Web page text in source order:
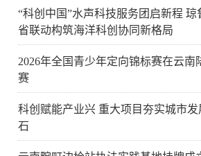
“科创中国”水声科技服务团启新程 琼
省联动构筑海洋科创协同新格局
2026年全国青少年定向锦标赛在云南
赛
科创赋能产业兴 重大项目夯实城市发
石